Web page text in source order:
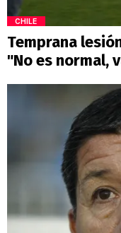
CHILE
Temprana
"No es normal,